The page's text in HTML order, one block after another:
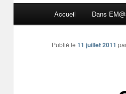
Accueil Dans
Publié le 11 juillet 2011